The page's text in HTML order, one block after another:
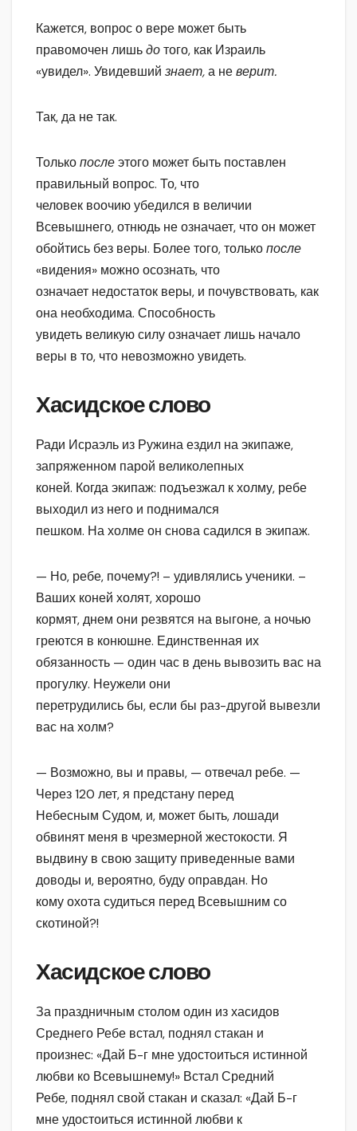
Кажется, вопрос о вере может быть
правомочен лишьдотого, как Израиль
«увидел». Увидевший знает,а неверит.
Так, да не так.
Толькопослеэтого может быть поставлен
правильный вопрос. То, что
человек воочию убедился в величии
Всевышнего, отнюдь не означает, что он может
обойтись без веры. Более того, толькопосле
«видения» можно осознать, что
означает недостаток веры, и почувствовать, как
она необходима. Способность
увидеть великую силу означает лишь начало
веры в то, что невозможно увидеть.
Хасидское слово
Ради Исраэль из Ружина ездил на экипаже,
запряженном парой великолепных
коней. Когда экипаж: подъезжал к холму, ребе
выходил из него и поднимался
пешком. На холме он снова садился в экипаж.
— Но, ребе, почему?! – удивлялись ученики. –
Ваших коней холят, хорошо
кормят, днем они резвятся на выгоне, а ночью
греются в конюшне. Единственная их
обязанность — один час в день вывозить вас на
прогулку. Неужели они
перетрудились бы, если бы раз-другой вывезли
вас на холм?
— Возможно, вы и правы, — отвечал ребе. —
Через 120 лет, я предстану перед
Небесным Судом, и, может быть, лошади
обвинят меня в чрезмерной жестокости. Я
выдвину в свою защиту приведенные вами
доводы и, вероятно, буду оправдан. Но
кому охота судиться перед Всевышним со
скотиной?!
Хасидское слово
За праздничным столом один из хасидов
Среднего Ребе встал, поднял стакан и
произнес: «Дай Б-г мне удостоиться истинной
любви ко Всевышнему!» Встал Средний
Ребе, поднял свой стакан и сказал: «Дай Б-г
мне удостоиться истинной любви к